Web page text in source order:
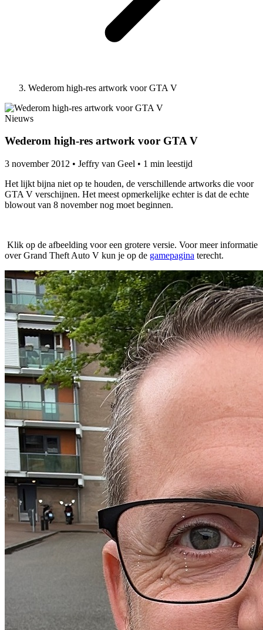
Wederom high-res artwork voor GTA V
Nieuws
Wederom high-res artwork voor GTA V
3 november 2012 • Jeffry van Geel • 1 min leestijd
Het lijkt bijna niet op te houden, de verschillende artworks die voor
GTA V verschijnen. Het meest opmerkelijke echter is dat de echte
blowout van 8 november nog moet beginnen.
Klik op de afbeelding voor een grotere versie. Voor meer informatie
over Grand Theft Auto V kun je op de gamepagina terecht.